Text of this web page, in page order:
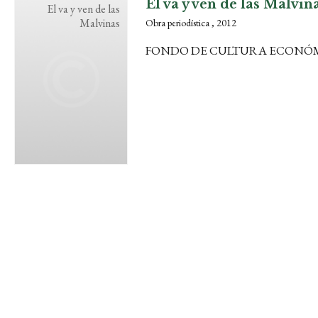
El va y ven de las
Malvinas
El va y ven de las
Obra periodística , 2012
FONDO DE CULTURA